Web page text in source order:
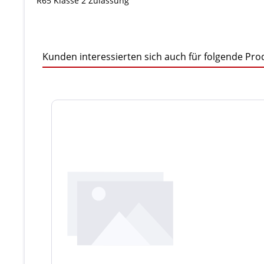
Kunden interessierten sich auch für folgende